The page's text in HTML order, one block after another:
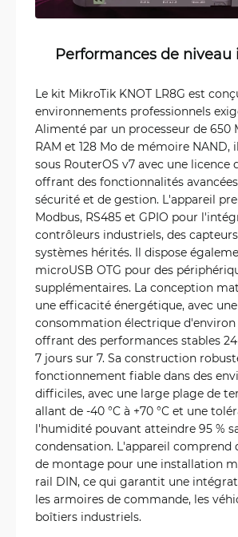
Performances de niveau
Le kit MikroTik KNOT LR8G est
environnements professionnels
Alimenté par un processeur de 650
RAM et 128 Mo de mémoire NAND,
sous RouterOS v7 avec une licence
offrant des fonctionnalités
sécurité et de gestion. L'appareil
Modbus, RS485 et GPIO pour
contrôleurs industriels, des
systèmes hérités. Il dispose
microUSB OTG pour des
supplémentaires. La conception
une efficacité énergétique, avec une
consommation électrique
offrant des performances stables
7 jours sur 7. Sa construction
fonctionnement fiable dans des
difficiles, avec une large plage de
allant de -40 °C à +70 °C et une
l'humidité pouvant atteindre 95 %
condensation. L'appareil comprend
de montage pour une installation
rail DIN, ce qui garantit une
les armoires de commande, les
boîtiers industriels.